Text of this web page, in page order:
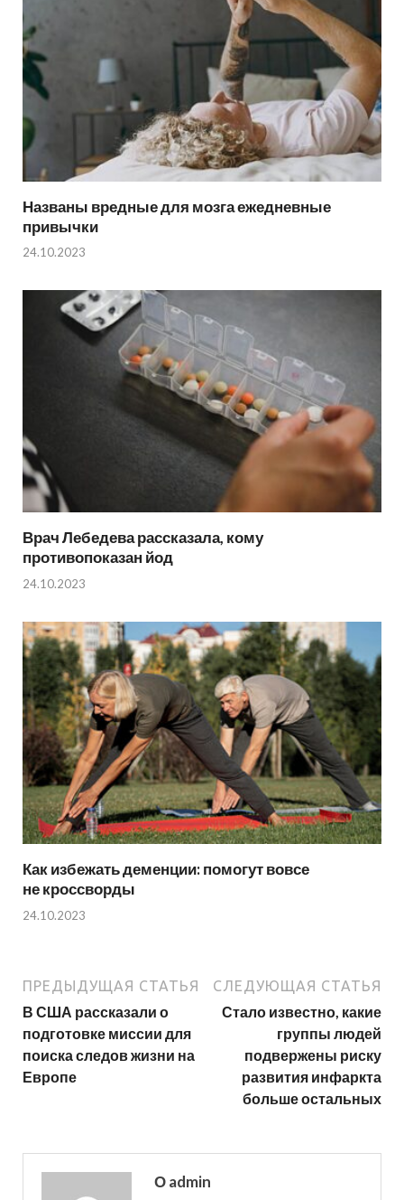
Названы вредные для мозга ежедневные
привычки
24.10.2023
Врач Лебедева рассказала, кому
противопоказан йод
24.10.2023
Как избежать деменции: помогут вовсе
не кроссворды
24.10.2023
ПРЕДЫДУЩАЯ СТАТЬЯ
В США рассказали о
подготовке миссии для
поиска следов жизни на
Европе
СЛЕДУЮЩАЯ СТАТЬЯ
Стало известно, какие
группы людей
подвержены риску
развития инфаркта
больше остальных
О admin